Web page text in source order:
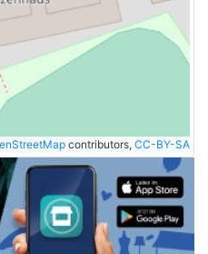
contributors, CC-BY-SA